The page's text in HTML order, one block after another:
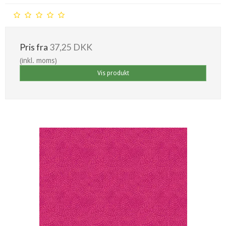
Pris fra 37,25 DKK
(inkl. moms)
Vis produkt